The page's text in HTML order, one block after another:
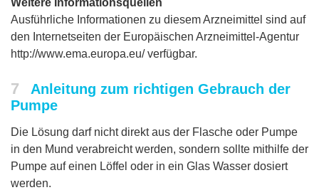
Weitere Informationsquellen
Ausführliche Informationen zu diesem Arzneimittel sind auf
den Internetseiten der Europäischen Arzneimittel-Agentur
http://www.ema.europa.eu/ verfügbar.
7
Anleitung zum richtigen Gebrauch der
Pumpe
Die Lösung darf nicht direkt aus der Flasche oder Pumpe
in den Mund verabreicht werden, sondern sollte mithilfe der
Pumpe auf einen Löffel oder in ein Glas Wasser dosiert
werden.